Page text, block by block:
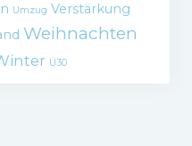
Umzug Verstärkung
Weihnachten
Ü30